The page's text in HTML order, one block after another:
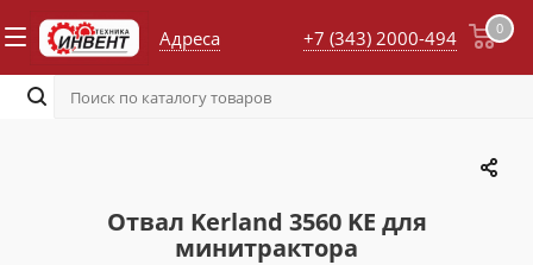
Адреса 0
+7 (343) 2000-494
Отвал Kerland 3560 KE для
минитрактора